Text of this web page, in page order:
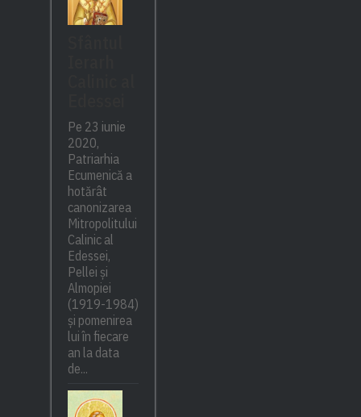
Pe 23 iunie
2020,
Patriarhia
Ecumenică a
hotărât
canonizarea
Mitropolitului
Calinic al
Edessei,
Pellei și
Almopiei
(1919-1984)
și pomenirea
lui în fiecare
an la data
de...